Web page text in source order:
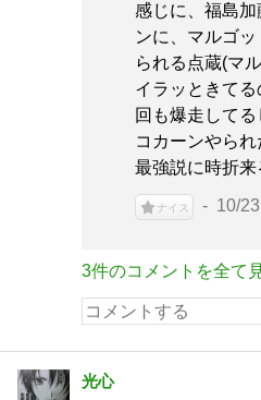
感じに、福島
ンに、マルゴ
られる点蔵(マ
イラッときて
回も爆走して
コカーンやら
最強説に時折
ナイス 10/
3件のコメントを全て
光心